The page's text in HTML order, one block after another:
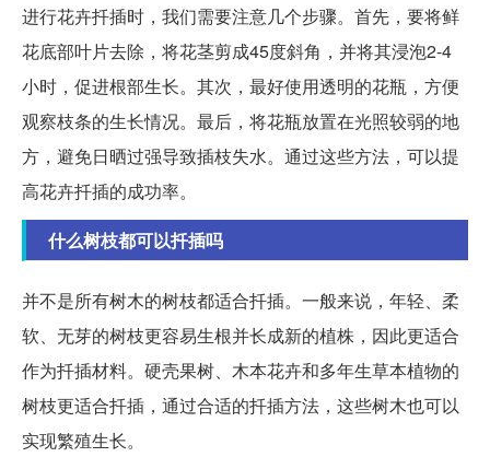
进行花卉扦插时，我们需要注意几个步骤。首先，要将鲜
花底部叶片去除，将花茎剪成45度斜角，并将其浸泡2-4
小时，促进根部生长。其次，最好使用透明的花瓶，方便
观察枝条的生长情况。最后，将花瓶放置在光照较弱的地
方，避免日晒过强导致插枝失水。通过这些方法，可以提
高花卉扦插的成功率。
什么树枝都可以扦插吗
并不是所有树木的树枝都适合扦插。一般来说，年轻、柔
软、无芽的树枝更容易生根并长成新的植株，因此更适合
作为扦插材料。硬壳果树、木本花卉和多年生草本植物的
树枝更适合扦插，通过合适的扦插方法，这些树木也可以
实现繁殖生长。